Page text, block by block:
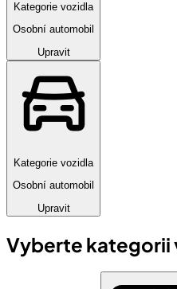
Kategorie vozidla
Osobní automobil
Upravit
Kategorie vozidla
Osobní automobil
Upravit
Vyberte kategorii